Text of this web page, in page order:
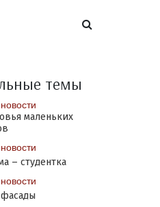
темы
маленьких
– студентка